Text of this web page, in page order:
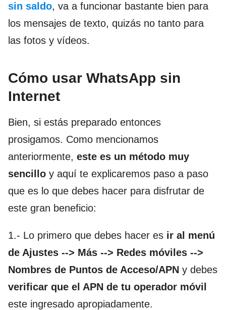
sin saldo, va a funcionar bastante bien para
los mensajes de texto, quizás no tanto para
las fotos y vídeos.
Cómo usar WhatsApp sin
Internet
Bien, si estás preparado entonces
prosigamos. Como mencionamos
anteriormente, este es un método muy
sencillo y aquí te explicaremos paso a paso
que es lo que debes hacer para disfrutar de
este gran beneficio:
1.- Lo primero que debes hacer es ir al menú
de Ajustes --> Más --> Redes móviles -->
Nombres de Puntos de Acceso/APN y debes
verificar que el APN de tu operador móvil
este ingresado apropiadamente.